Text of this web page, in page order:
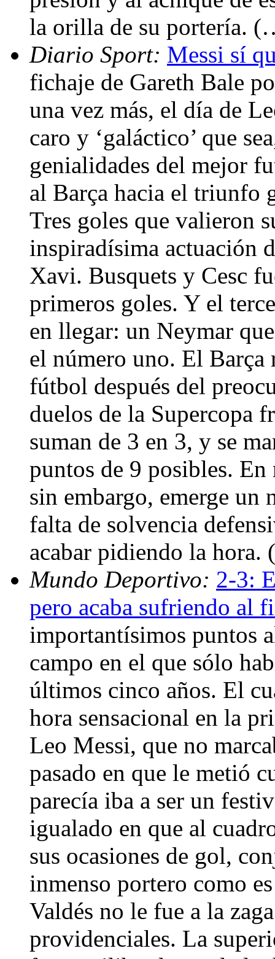
la orilla de su portería.
Diario Sport: Messi sí
fichaje de Gareth Bale
una vez más, el día de
caro y ‘galáctico’ que
genialidades del mejor
al Barça hacia el triunfo
Tres goles que valieron
inspiradísima actuación
Xavi. Busquets y Cesc
primeros goles. Y el
en llegar: un Neymar
el número uno. El Barça
fútbol después del
duelos de la Supercopa
suman de 3 en 3, y se
puntos de 9 posibles.
sin embargo, emerge
falta de solvencia
acabar pidiendo la
Mundo Deportivo: 2-3:
pero acaba sufriendo al
importantísimos puntos
campo en el que sólo
últimos cinco años. El
hora sensacional en la
Leo Messi, que no
pasado en que le metió
parecía iba a ser un
igualado en que al
sus ocasiones de gol,
inmenso portero como
Valdés no le fue a la
providenciales. La